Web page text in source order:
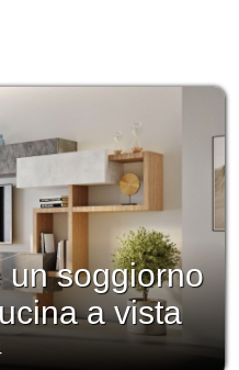
un soggiorno
a vista